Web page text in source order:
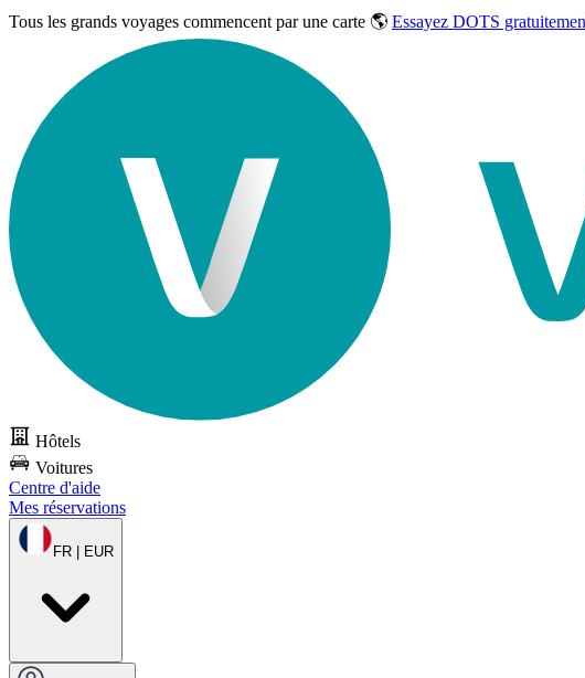
Tous les grands voyages commencent par une carte 🌎 Essayez DOTS
Hôtels
Voitures
Centre d'aide
Mes réservations
FR | EUR